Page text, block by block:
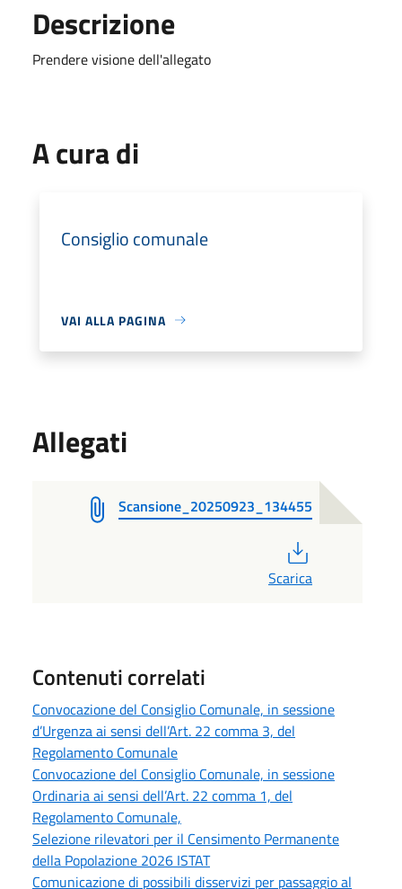
Descrizione
Prendere visione dell'allegato
A cura di
Consiglio comunale
VAI ALLA PAGINA
Allegati
Scansione_20250923_134455
Scarica
Contenuti correlati
Convocazione del Consiglio Comunale, in sessione
d’Urgenza ai sensi dell’Art. 22 comma 3, del
Regolamento Comunale
Convocazione del Consiglio Comunale, in sessione
Ordinaria ai sensi dell’Art. 22 comma 1, del
Regolamento Comunale,
Selezione rilevatori per il Censimento Permanente
della Popolazione 2026 ISTAT
Comunicazione di possibili disservizi per passaggio al